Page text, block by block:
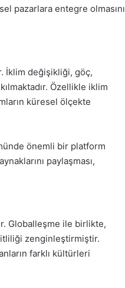
pazarlara entegre olmasını
İklim değişikliği, göç,
Özellikle iklim
küresel ölçekte
önemli bir platform
paylaşması,
Globalleşme ile birlikte,
zenginleştirmiştir.
farklı kültürleri